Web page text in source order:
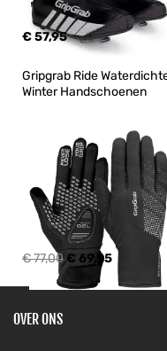
€ 57,95
Gripgrab Ride
Winter Handschoenen
€ 77,00 € 69,95
OVER ONS